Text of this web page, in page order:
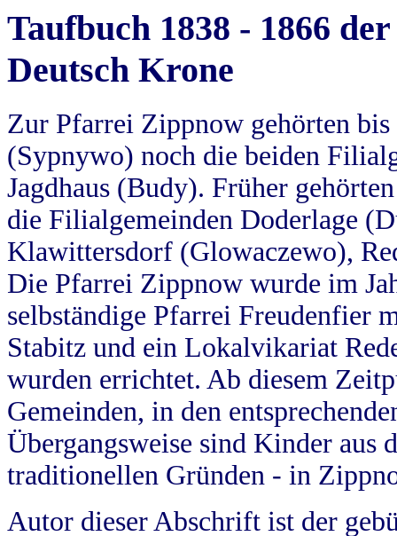
Taufbuch 1838 - 1866
Deutsch Krone
Zur Pfarrei Zippnow gehörten
(Sypnywo) noch die beiden
Jagdhaus (Budy). Früher
die Filialgemeinden Doderlage
Klawittersdorf (Glowaczewo),
Die Pfarrei Zippnow wurde im
selbständige Pfarrei Freudenfier
Stabitz und ein Lokalvikariat
wurden errichtet. Ab diesem
Gemeinden, in den
Übergangsweise sind Kinder aus
traditionellen Gründen - in
Autor dieser Abschrift ist der